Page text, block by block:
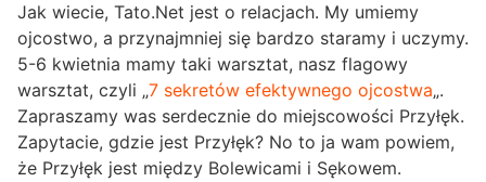
Jak wiecie, Tato.Net jest o relacjach. My umiemy
ojcostwo, a przynajmniej się bardzo staramy i uczymy.
5-6 kwietnia mamy taki warsztat, nasz flagowy
warsztat, czyli „7 sekretów efektywnego ojcostwa„.
Zapraszamy was serdecznie do miejscowości Przyłęk.
Zapytacie, gdzie jest Przyłęk? No to ja wam powiem,
że Przyłęk jest między Bolewicami i Sękowem.